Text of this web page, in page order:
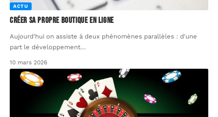
ACTU
Créer sa propre boutique en ligne
Aujourd'hui on assiste à deux phénomènes parallèles : d'une
part le développement…
10 mars 2026